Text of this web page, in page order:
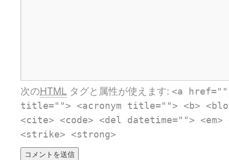
次のHTML タグと属性が使えます: <a
title=""> <acronym title=""> <b>
<cite> <code> <del datetime="">
<strike> <strong>